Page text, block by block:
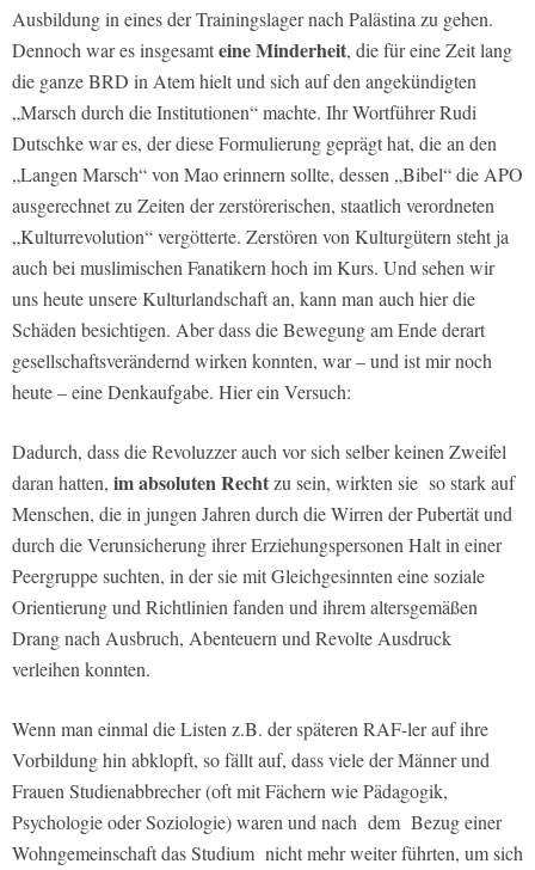
Ausbildung in eines der Trainingslager nach Palästina zu gehen.
Dennoch war es insgesamteine Minderheit, die für eine Zeit lang
die ganze BRD in Atem hielt und sich auf den angekündigten
„Marsch durch die Institutionen“ machte. Ihr Wortführer Rudi
Dutschke war es, der diese Formulierung geprägt hat, die an den
„Langen Marsch“ von Mao erinnern sollte, dessen „Bibel“ die APO
ausgerechnet zu Zeiten der zerstörerischen, staatlich verordneten
„Kulturrevolution“ vergötterte. Zerstören von Kulturgütern steht ja
auch bei muslimischen Fanatikern hoch im Kurs. Und sehen wir
uns heute unsere Kulturlandschaft an, kann man auch hier die
Schäden besichtigen. Aber dass die Bewegung am Ende derart
gesellschaftsverändernd wirken konnten, war – und ist mir noch
heute – eine Denkaufgabe. Hier ein Versuch:
Dadurch, dass die Revoluzzer auch vor sich selber keinen Zweifel
daran hatten, im absoluten Rechtzu sein, wirkten sie so stark auf
Menschen, die in jungen Jahren durch die Wirren der Pubertät und
durch die Verunsicherung ihrer Erziehungspersonen Halt in einer
Peergruppe suchten, in der sie mit Gleichgesinnten eine soziale
Orientierung und Richtlinien fanden und ihrem altersgemäßen
Drang nach Ausbruch, Abenteuern und Revolte Ausdruck
verleihen konnten.
Wenn man einmal die Listen z.B. der späteren RAF-ler auf ihre
Vorbildung hin abklopft, so fällt auf, dass viele der Männer und
Frauen Studienabbrecher (oft mit Fächern wie Pädagogik,
Psychologie oder Soziologie) waren und nach dem Bezug einer
Wohngemeinschaft das Studium nicht mehr weiter führten, um sich